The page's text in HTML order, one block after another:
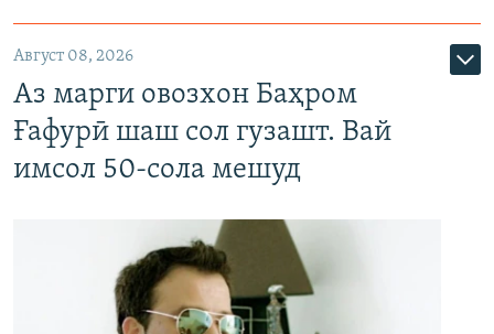
Август 08, 2026
Аз марги овозхон Баҳром
Ғафурӣ шаш сол гузашт. Вай
имсол 50-сола мешуд